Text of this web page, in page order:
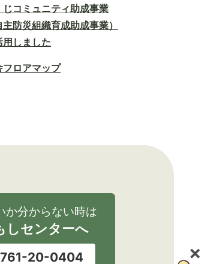
じコミュニティ助成事業
主防災組織育成助成事業）
用しました
フロアマップ
か分からない時は
しセンターへ
20-0404